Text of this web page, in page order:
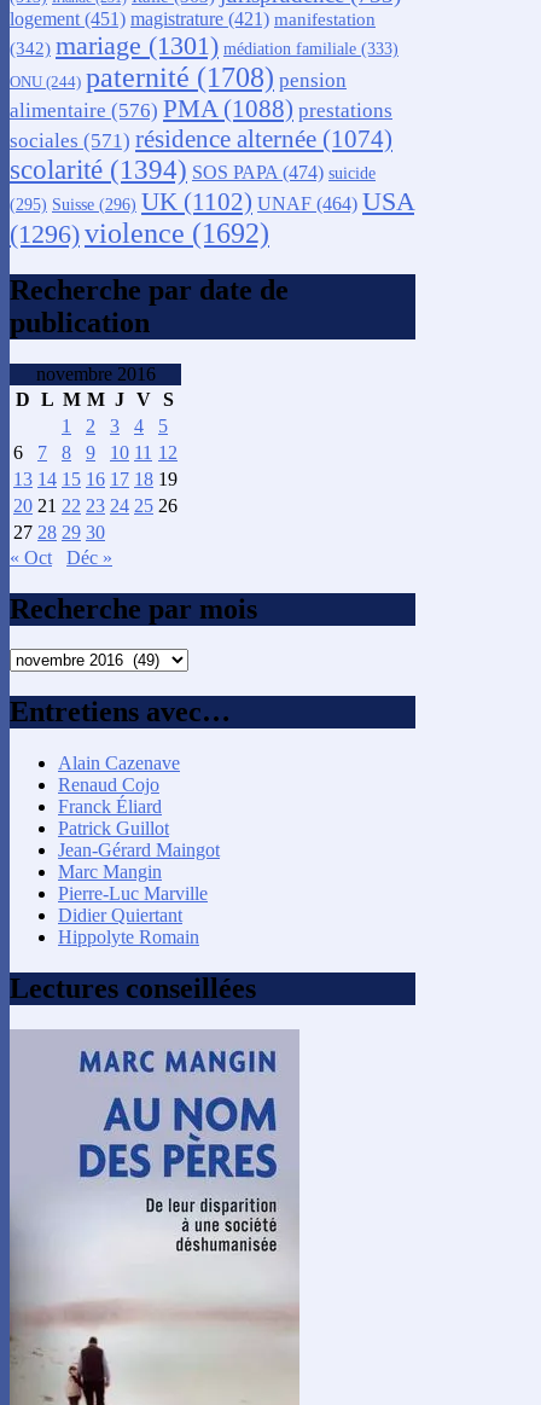
logement (451) magistrature (421) manifestation
(342) mariage (1301) médiation familiale (333)
ONU (244) paternité (1708) pension
alimentaire (576) PMA(1088) prestations
sociales (571) résidence alternée (1074)
scolarité (1394) SOS PAPA(474) suicide
(295) Suisse (296) UK (1102) UNAF (464) USA
(1296)violence (1692)
Recherche par date de
publication
novembre 2016
D L M M J V S
1
2 3 4
5
6
7 8 9 10 11 12
13 14 15 16 17 18 19
20 21 22 23 24 25 26
27 28 29 30
« Oct
Déc »
Recherche par mois
Recherche
mois
Entretiens avec…
Alain Cazenave
Renaud Cojo
Franck Éliard
Patrick Guillot
Jean-Gérard Maingot
Marc Mangin
Pierre-Luc Marville
Didier Quiertant
Hippolyte Romain
Lectures conseillées